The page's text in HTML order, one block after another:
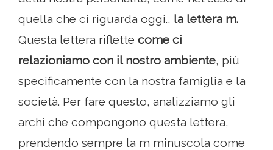
quella che ci riguarda oggi., la lettera m.
Questa lettera riflette come ci
relazioniamo con il nostro ambiente, più
specificamente con la nostra famiglia e la
società. Per fare questo, analizziamo gli
archi che compongono questa lettera,
prendendo sempre la m minuscola come